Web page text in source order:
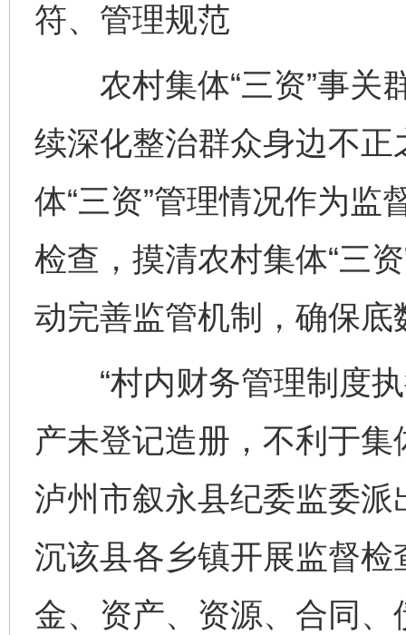
符、管理规范
农村集体“三资”事关
续深化整治群众身边不
体“三资”管理情况作为监
检查，摸清农村集体“三
动完善监管机制，确保
“村内财务管理制度执
产未登记造册，不利于
泸州市叙永县纪委监委派
沉该县各乡镇开展监督
金、资产、资源、合同